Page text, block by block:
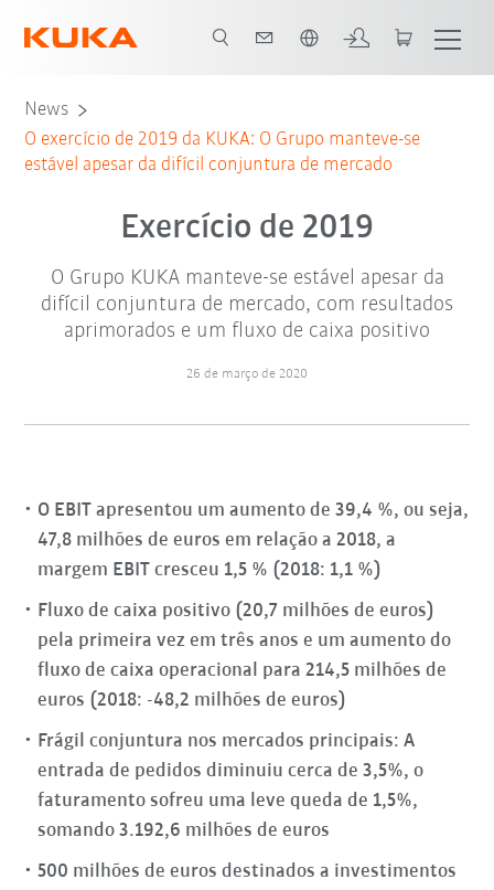
News
O exercício de 2019 da KUKA: O Grupo manteve-se
estável apesar da difícil conjuntura de mercado
Exercício de 2019
O Grupo KUKA manteve-se estável apesar da
difícil conjuntura de mercado, com resultados
aprimorados e um fluxo de caixa positivo
26 de março de 2020
O EBIT apresentou um aumento de 39,4 %, ou seja,
47,8 milhões de euros em relação a 2018, a
margem EBIT cresceu 1,5 % (2018: 1,1 %)
Fluxo de caixa positivo (20,7 milhões de euros)
pela primeira vez em três anos e um aumento do
fluxo de caixa operacional para 214,5 milhões de
euros (2018: -48,2 milhões de euros)
Frágil conjuntura nos mercados principais: A
entrada de pedidos diminuiu cerca de 3,5%, o
faturamento sofreu uma leve queda de 1,5%,
somando 3.192,6 milhões de euros
500 milhões de euros destinados a investimentos